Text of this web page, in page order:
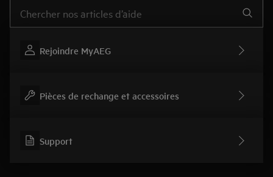
Rejoindre MyAEG
Pièces de rechange et accessoires
Support